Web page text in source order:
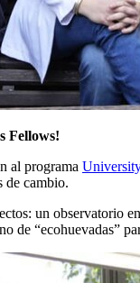
Fellows!
al programa
de cambio.
un observatorio
de “ecohuevadas”